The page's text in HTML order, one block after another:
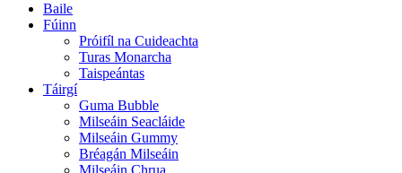
Baile
Fúinn
Próifíl na Cuideachta
Turas Monarcha
Taispeántas
Táirgí
Guma Bubble
Milseáin Seacláide
Milseáin Gummy
Bréagán Milseáin
Milseáin Chrua